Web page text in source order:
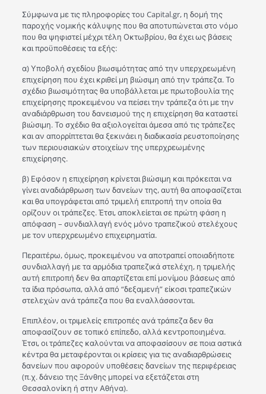
Σύμφωνα με τις πληροφορίες του Capital.gr, η δομή της
παροχής νομικής κάλυψης που θα αποτυπώνεται στο νόμο
που θα ψηφιστεί μέχρι τέλη Οκτωβρίου, θα έχει ως βάσεις
και προϋποθέσεις τα εξής:
α) Υποβολή σχεδίου βιωσιμότητας από την υπερχρεωμένη
επιχείρηση που έχει κριθεί μη βιώσιμη από την τράπεζα. Το
σχέδιο βιωσιμότητας θα υποβάλλεται με πρωτοβουλία της
επιχείρησης προκειμένου να πείσει την τράπεζα ότι με την
αναδιάρθρωση του δανεισμού της η επιχείρηση θα καταστεί
βιώσιμη. Το σχέδιο θα αξιολογείται άμεσα από τις τράπεζες
και αν απορρίπτεται θα ξεκινάει η διαδικασία ρευστοποίησης
των περιουσιακών στοιχείων της υπερχρεωμένης
επιχείρησης.
β) Εφόσον η επιχείρηση κρίνεται βιώσιμη και πρόκειται να
γίνει αναδιάρθρωση των δανείων της, αυτή θα αποφασίζεται
και θα υπογράφεται από τριμελή επιτροπή την οποία θα
ορίζουν οι τράπεζες. Έτσι, αποκλείεται σε πρώτη φάση η
απόφαση – συνδιαλλαγή ενός μόνο τραπεζικού στελέχους
με τον υπερχρεωμένο επιχειρηματία.
Περαιτέρω, όμως, προκειμένου να αποτραπεί οποιαδήποτε
συνδιαλλαγή με τα αρμόδια τραπεζικά στελέχη, η τριμελής
αυτή επιτροπή δεν θα απαρτίζεται επί μονίμου βάσεως από
τα ίδια πρόσωπα, αλλά από “δεξαμενή” είκοσι τραπεζικών
στελεχών ανά τράπεζα που θα εναλλάσσονται.
Επιπλέον, οι τριμελείς επιτροπές ανά τράπεζα δεν θα
αποφασίζουν σε τοπικό επίπεδο, αλλά κεντροποιημένα.
Έτσι, οι τράπεζες καλούνται να αποφασίσουν σε ποια αστικά
κέντρα θα μεταφέρονται οι κρίσεις για τις αναδιαρθρώσεις
δανείων που αφορούν υποθέσεις δανείων της περιφέρειας
(π.χ. δάνειο της Ξάνθης μπορεί να εξετάζεται στη
Θεσσαλονίκη ή στην Αθήνα).